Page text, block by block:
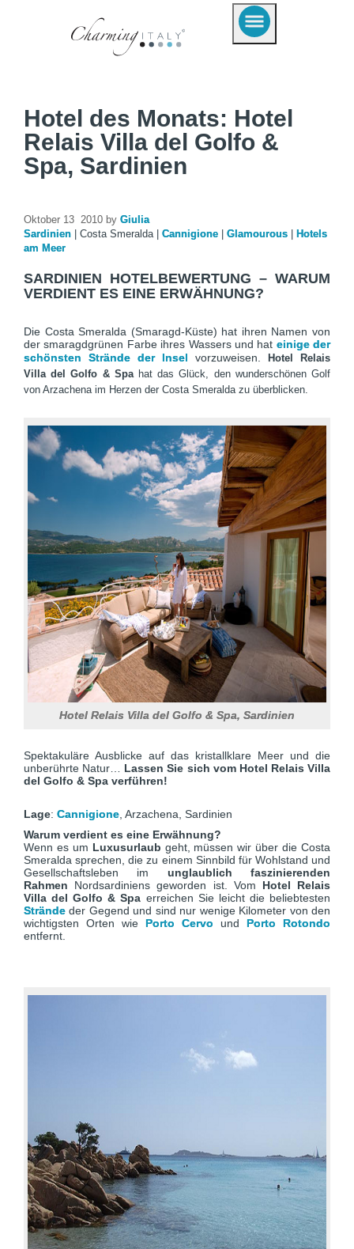
Hotel des Monats: Hotel
Relais Villa del Golfo &
Spa, Sardinien
Oktober 13 2010 by Giulia
Sardinien
Costa Smeralda Cannigione Glamourous
Hotels
am Meer
SARDINIEN HOTELBEWERTUNG – WARUM
VERDIENT ES EINE ERWÄHNUNG?
Die Costa Smeralda (Smaragd-Küste) hat ihren Namen von
der smaragdgrünen Farbe ihres Wassers und hat einige der
schönsten Strände der Insel vorzuweisen.
Hotel Relais
Villa del Golfo & Spahat das Glück, den wunderschönen Golf
von Arzachena im Herzen der Costa Smeralda zu überblicken.
Hotel Relais Villa del Golfo & Spa, Sardinien
Spektakuläre Ausblicke auf das kristallklare Meer und die
unberührte Natur… Lassen Sie sich vom Hotel Relais Villa
del Golfo & Spa verführen!
Lage: Cannigione , Arzachena, Sardinien
Warum verdient es eine Erwähnung?
Wenn es um Luxusurlaub geht, müssen wir über die Costa
Smeralda sprechen, die zu einem Sinnbild für Wohlstand und
Gesellschaftsleben im unglaublich faszinierenden
Rahmen Nordsardiniens geworden ist. Vom Hotel Relais
Villa del Golfo & Spa erreichen Sie leicht die beliebtesten
Strände der Gegend und sind nur wenige Kilometer von den
wichtigsten Orten wie Porto Cervo und Porto Rotondo
entfernt.